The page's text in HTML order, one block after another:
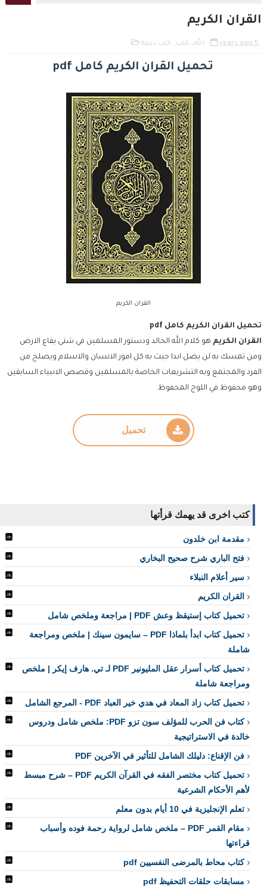
القران الكريم
5 years ago الله, كتب, كتب دينية
تحميل القران الكريم كامل pdf
القران الكريم
تحميل القران الكريم كامل pdf
القران الكريم هو كلام الله الخالد ودستور المسلمين في شتى بقاع الارض
ومن تمسك به لن يضل ابدا حيث به كل امور الانسان والاسلام ويصلح من
الفرد والمجتمع وبه التشريعات الخاصة بالمسلمين وقصص الانبياء السابقين
وهو محفوظ في اللوح المحفوظ.
تحميل
كتب اخرى قد يهمك قرأتها
مقدمة ابن خلدون
فتح الباري شرح صحيح البخاري
سير أعلام النبلاء
القران الكريم
تحميل كتاب إستيقظ وعش PDF | مراجعة وملخص شامل
تحميل كتاب ابدأ بلماذا PDF – سايمون سينك | ملخص ومراجعة
شاملة
تحميل كتاب أسرار عقل المليونير PDF لـ تي. هارف إيكر | ملخص
ومراجعة شاملة
تحميل كتاب زاد المعاد في هدي خير العباد PDF - المرجع الشامل
كتاب فن الحرب للمؤلف سون تزو PDF: ملخص شامل ودروس
خالدة في الاستراتيجية
فن الإقناع: دليلك الشامل للتأثير في الآخرين PDF
تحميل كتاب مختصر الفقه في القرآن الكريم PDF – شرح مبسط
لأهم الأحكام الشرعية
تعلم الإنجليزية في 10 أيام بدون معلم
مقام القمر PDF – ملخص شامل لرواية رحمة فوده وأسباب
قراءتها
كتاب محاط بالمرضى النفسيين pdf
مسابقات حلقات التحفيظ pdf